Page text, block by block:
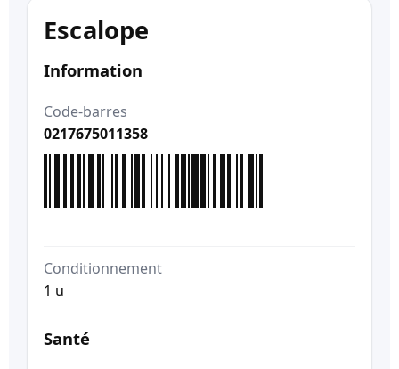
Escalope
Information
Code-barres
0217675011358
Conditionnement
1 u
Santé